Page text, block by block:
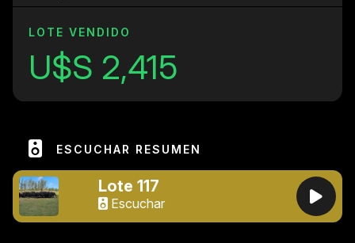
LOTE VENDIDO
U$S 2,415
ESCUCHAR RESUMEN
Lote 117
Escuchar